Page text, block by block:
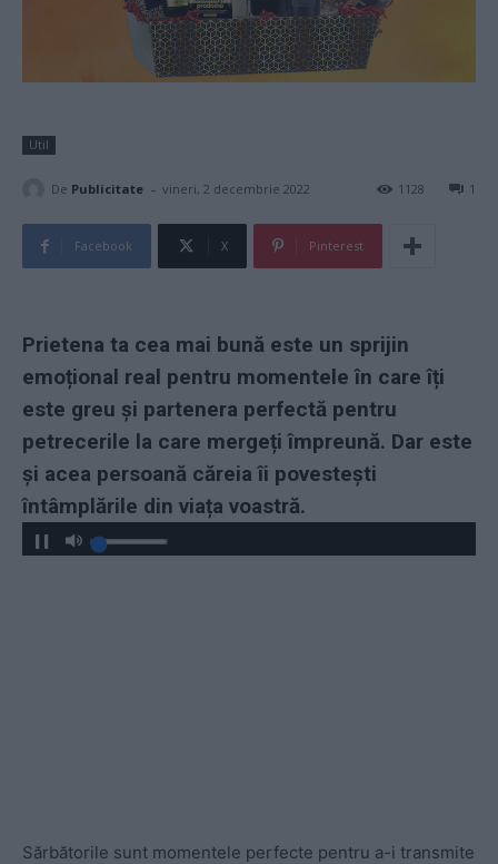
Util
De Publicitate - vineri, 2 decembrie 2022 1
1128
Facebook X Pinterest
Prietena ta cea mai bună este un sprijin
emoțional real pentru momentele în care îți
este greu și partenera perfectă pentru
petrecerile la care mergeți împreună. Dar este
și acea persoană căreia îi povestești
întâmplările din viața voastră.
Sărbătorile sunt momentele perfecte pentru a-i transmite